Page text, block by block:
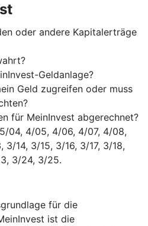
oder andere Kapitalerträge
Geldanlage?
Geld zugreifen oder muss
für MeinInvest abgerechnet?
04, 4/05, 4/06, 4/07, 4/08,
3/14, 3/15, 3/16, 3/17, 3/18,
3/24, 3/25.
für die
ist die